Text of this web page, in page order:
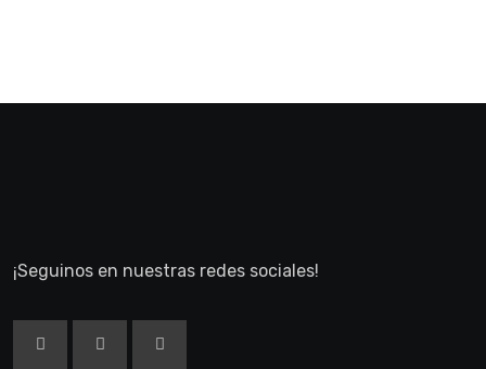
¡Seguinos en nuestras redes sociales!